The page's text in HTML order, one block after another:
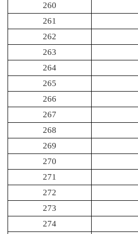
260
261
262
263
264
265
266
267
268
269
270
271
272
273
274